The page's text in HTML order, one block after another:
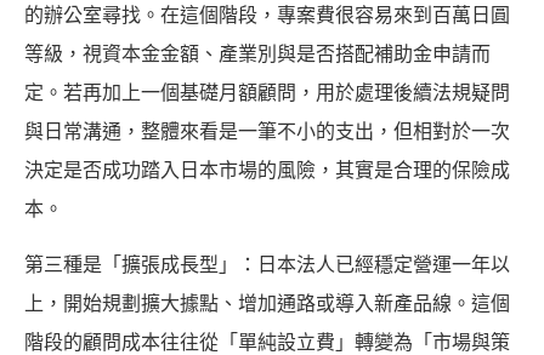
的辦公室尋找。在這個階段，專案費很容易來到百萬日圓
等級，視資本金金額、產業別與是否搭配補助金申請而
定。若再加上一個基礎月額顧問，用於處理後續法規疑問
與日常溝通，整體來看是一筆不小的支出，但相對於一次
決定是否成功踏入日本市場的風險，其實是合理的保險成
本。
第三種是「擴張成長型」：日本法人已經穩定營運一年以
上，開始規劃擴大據點、增加通路或導入新產品線。這個
階段的顧問成本往往從「單純設立費」轉變為「市場與策